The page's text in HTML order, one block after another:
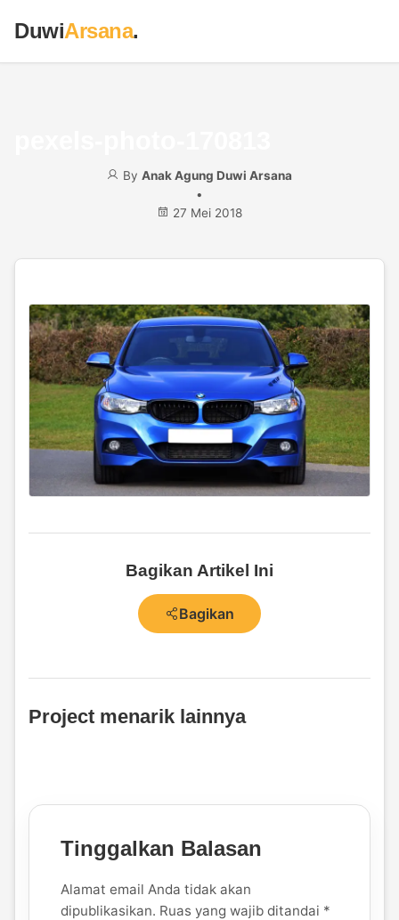
DuwiArsana.
By Anak Agung Duwi Arsana
•
27 Mei 2018
Bagikan Artikel Ini
Bagikan
Project menarik lainnya
Tinggalkan Balasan
Alamat email Anda tidak akan
dipublikasikan. Ruas yang wajib ditandai *